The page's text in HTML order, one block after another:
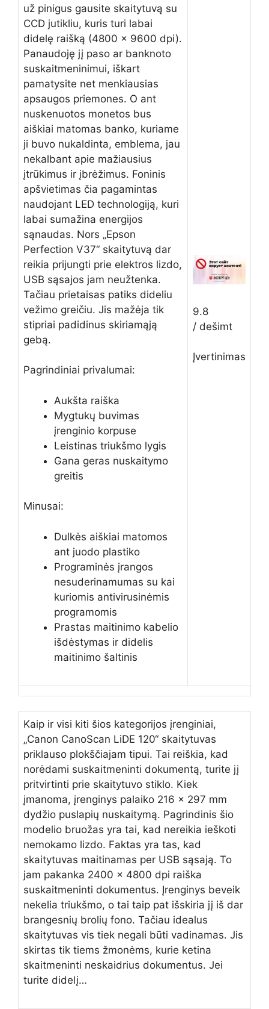
už pinigus gausite skaitytuvą su
CCD jutikliu, kuris turi labai
didelę raišką (4800 x 9600 dpi).
Panaudoję jį paso ar banknoto
suskaitmeninimui, iškart
pamatysite net menkiausias
apsaugos priemones. O ant
nuskenuotos monetos bus
aiškiai matomas banko, kuriame
ji buvo nukaldinta, emblema, jau
nekalbant apie mažiausius
įtrūkimus ir įbrėžimus. Foninis
apšvietimas čia pagamintas
naudojant LED technologiją, kuri
labai sumažina energijos
sąnaudas. Nors „Epson
Perfection V37“ skaitytuvą dar
reikia prijungti prie elektros lizdo,
USB sąsajos jam neužtenka.
Tačiau prietaisas patiks dideliu
vežimo greičiu. Jis mažėja tik
stipriai padidinus skiriamąją
gebą.
Pagrindiniai privalumai:
Aukšta raiška
Mygtukų buvimas
įrenginio korpuse
Leistinas triukšmo lygis
Gana geras nuskaitymo
greitis
Minusai:
Dulkės aiškiai matomos
ant juodo plastiko
Programinės įrangos
nesuderinamumas su kai
kuriomis antivirusinėmis
programomis
Prastas maitinimo kabelio
išdėstymas ir didelis
maitinimo šaltinis
9.8
/ dešimt
Įvertinimas
Kaip ir visi kiti šios kategorijos įrenginiai,
„Canon CanoScan LiDE 120“ skaitytuvas
priklauso plokščiajam tipui. Tai reiškia, kad
norėdami suskaitmeninti dokumentą, turite jį
pritvirtinti prie skaitytuvo stiklo. Kiek
įmanoma, įrenginys palaiko 216 x 297 mm
dydžio puslapių nuskaitymą. Pagrindinis šio
modelio bruožas yra tai, kad nereikia ieškoti
nemokamo lizdo. Faktas yra tas, kad
skaitytuvas maitinamas per USB sąsają. To
jam pakanka 2400 x 4800 dpi raiška
suskaitmeninti dokumentus. Įrenginys beveik
nekelia triukšmo, o tai taip pat išskiria jį iš dar
brangesnių brolių fono. Tačiau idealus
skaitytuvas vis tiek negali būti vadinamas. Jis
skirtas tik tiems žmonėms, kurie ketina
skaitmeninti neskaidrius dokumentus. Jei
turite didelį…